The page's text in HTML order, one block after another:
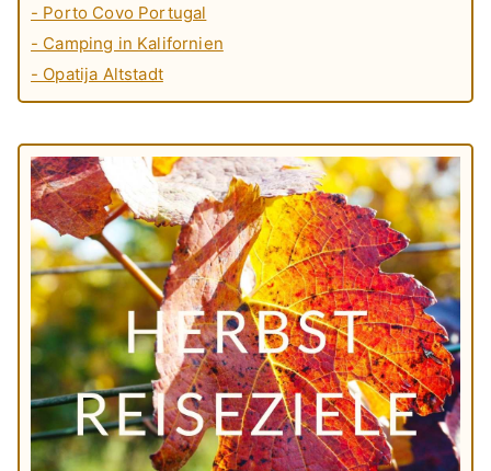
- Porto Covo Portugal
- Camping in Kalifornien
- Opatija Altstadt